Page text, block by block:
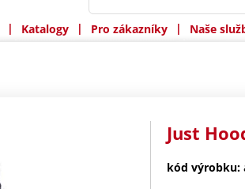
| Katalogy | Pro zákazníky | Naše
Just
kód výrobku: